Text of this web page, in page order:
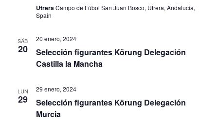
UtreraCampo de Fúbol San Juan Bosco, Utrera, Andalucia,
Spain
SÁB
20
20 enero, 2024
Selección figurantes Körung Delegación
Castilla la Mancha
LUN
29
29 enero, 2024
Selección figurantes Körung Delegación
Murcia